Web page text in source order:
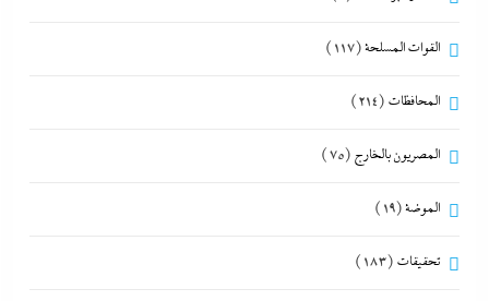
القوات المسلحة(117)
المحافظات (214)
المصريون بالخارج (75)
الموضة(19)
تحقيقات (183)